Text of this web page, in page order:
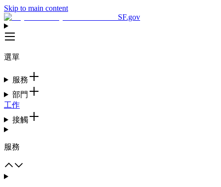
Skip to main content
SF.gov
選單
服務
部門
工作
接觸
服務